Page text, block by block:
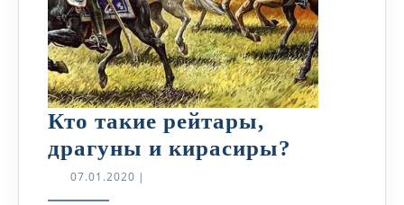
Кто такие рейтары,
драгуны и кирасиры?
07.01.2020 07.01.2020
|